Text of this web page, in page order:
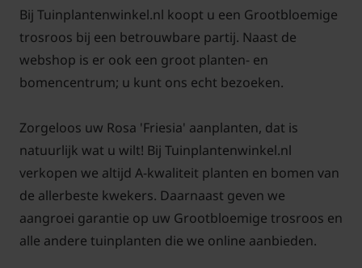
roos na een regenperiode snel opdroogt waardoor
het blad minder snel kans heeft op infecties. De
bloemen komen ook beter tot ontwikkeling en de
roos zal ook meer bloemknoppen maken. Stel dat u
goed, maar volledig in de schaduw aanplanten is
niet gewenst.
Rosa 'Friesia' snoeien en
Bij Tuinplantenwinkel.nl koopt u een Grootbloemige
trosroos bij een betrouwbare partij. Naast de
webshop is er ook een groot planten- en
bomencentrum; u kunt ons echt bezoeken.
Zorgeloos uw Rosa 'Friesia' aanplanten, dat is
natuurlijk wat u wilt! Bij Tuinplantenwinkel.nl
verkopen we altijd A-kwaliteit planten en bomen van
de allerbeste kwekers. Daarnaast geven we
aangroei garantie op uw Grootbloemige trosroos en
alle andere tuinplanten die we online aanbieden.